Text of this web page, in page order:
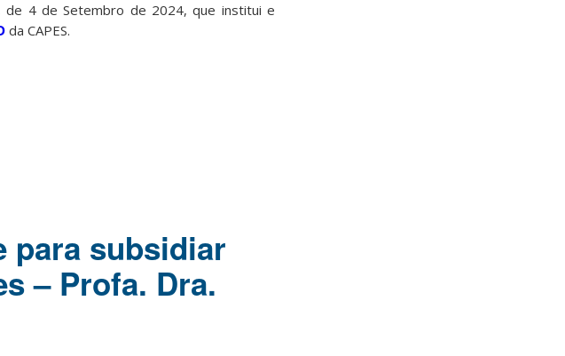
de 4 de Setembro de 2024, que institui e
da CAPES.
para subsidiar
– Profa. Dra.